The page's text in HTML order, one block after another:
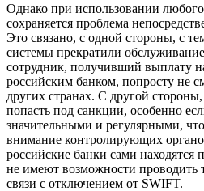
Однако при использовании
сохраняется проблема
Это связано, с одной стороны, с
системы прекратили
сотрудник, получивший выплату
российским банком, попросту не
других странах. С другой
попасть под санкции, особенно
значительными и регулярными,
внимание контролирующих
российские банки сами находятся
не имеют возможности проводить
связи с отключением от SWIFT.